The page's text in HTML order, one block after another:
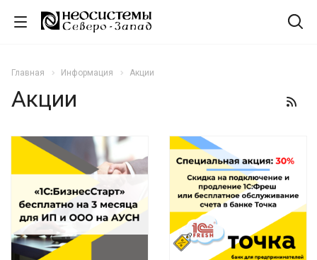
Главная Информация Акции
Акции